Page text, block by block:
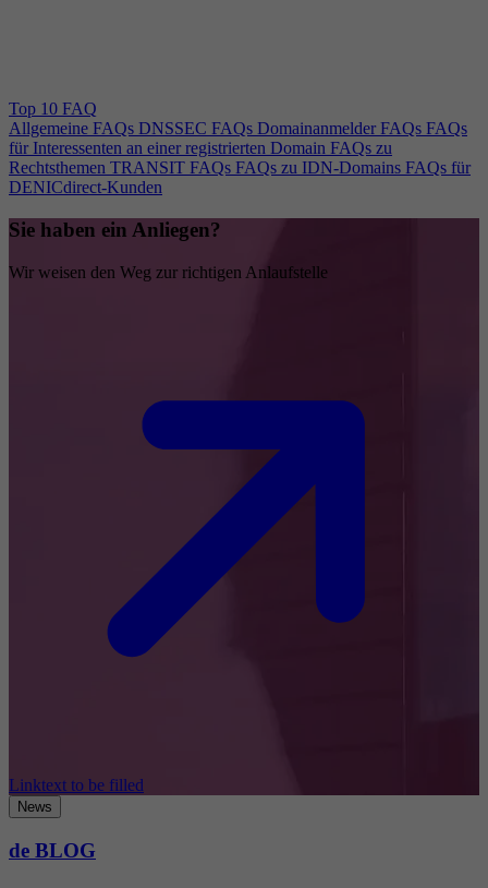
Top 10 FAQ
Allgemeine FAQs DNSSEC FAQs Domainanmelder FAQs FAQs
für Interessenten an einer registrierten Domain FAQs zu
Rechtsthemen TRANSIT FAQs FAQs zu IDN-Domains FAQs für
DENICdirect-Kunden
Sie haben ein Anliegen?
Wir weisen den Weg zur richtigen Anlaufstelle
Linktext to be filled
News
de BLOG